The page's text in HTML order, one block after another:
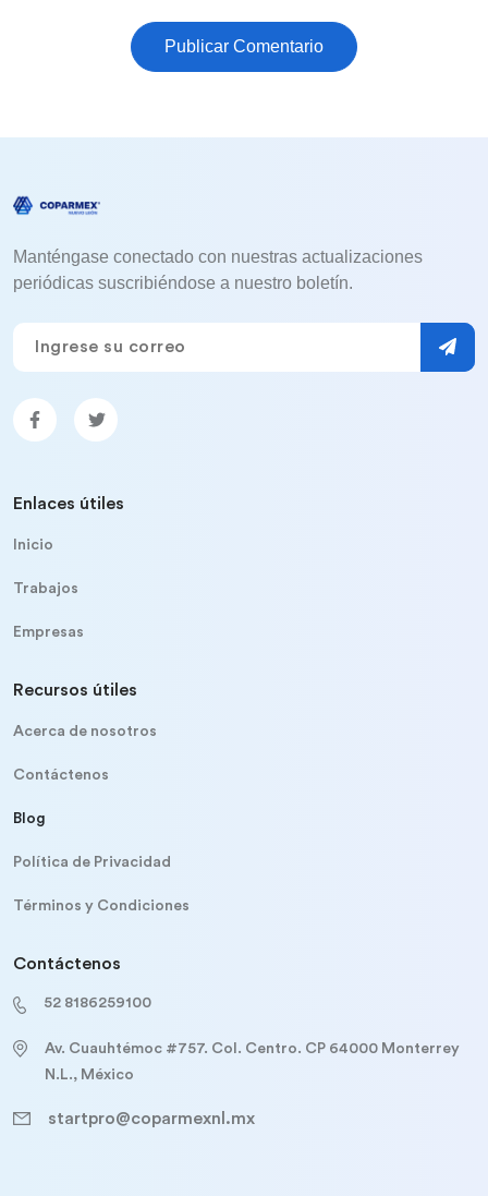
Publicar Comentario
Manténgase conectado con nuestras actualizaciones
periódicas suscribiéndose a nuestro boletín.
Enlaces útiles
Inicio
Trabajos
Empresas
Recursos útiles
Acerca de nosotros
Contáctenos
Blog
Política de Privacidad
Términos y Condiciones
Contáctenos
52 8186259100
Av. Cuauhtémoc #757. Col. Centro. CP 64000 Monterrey
N.L., México
startpro@coparmexnl.mx